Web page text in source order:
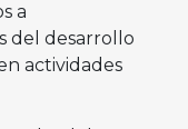
a
del desarrollo
actividades